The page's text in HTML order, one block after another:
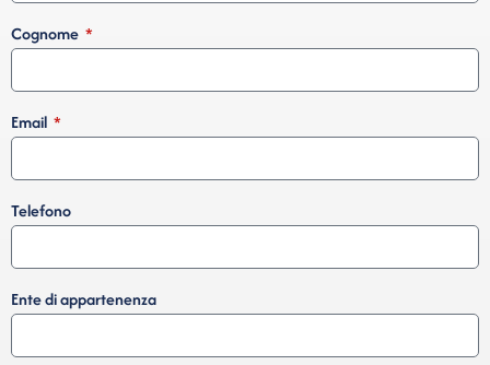
Cognome
Email
Telefono
Ente di appartenenza